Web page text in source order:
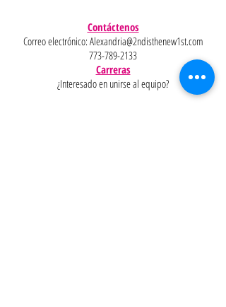
Contáctenos
Correo electrónico: Alexandria@2ndisthenew1st.com
773-789-2133
Carreras
¿Interesado en unirse al equipo?